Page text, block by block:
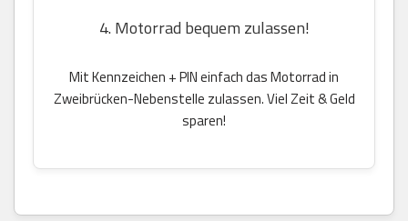
4. Motorrad bequem zulassen!
Mit Kennzeichen + PIN einfach das Motorrad in
Zweibrücken-Nebenstelle zulassen. Viel Zeit & Geld
sparen!